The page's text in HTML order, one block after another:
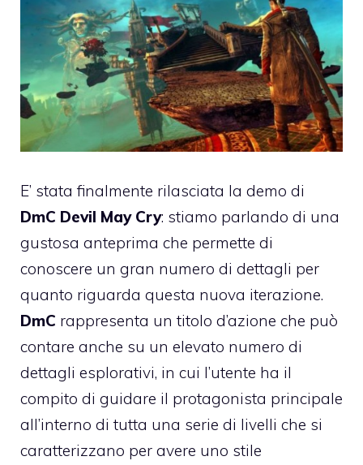
E’ stata finalmente rilasciata la demo di
DmC Devil May Cry: stiamo parlando di una
gustosa anteprima che permette di
conoscere un gran numero di dettagli per
quanto riguarda questa nuova iterazione.
DmC rappresenta un titolo d’azione che può
contare anche su un elevato numero di
dettagli esplorativi, in cui l’utente ha il
compito di guidare il protagonista principale
all’interno di tutta una serie di livelli che si
caratterizzano per avere uno stile